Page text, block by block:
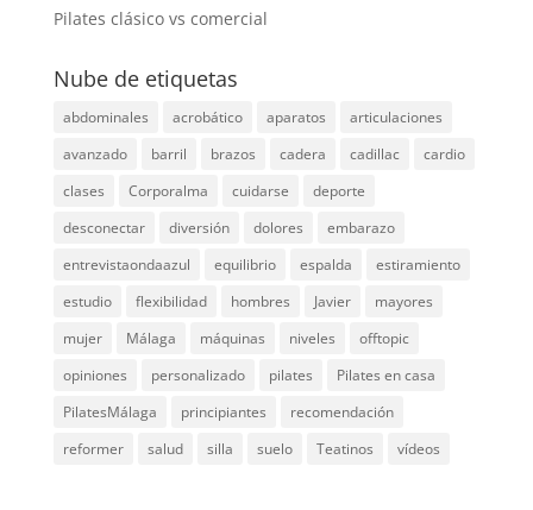
Pilates clásico vs comercial
Nube de etiquetas
abdominales acrobático aparatos
articulaciones
avanzado
barril brazos cadera cadillac
cardio
clases
Corporalma cuidarse
deporte
desconectar
diversión dolores
embarazo
entrevistaondaazul
equilibrio espalda
estiramiento
estudio
flexibilidad hombres Javier
mayores
mujer
Málaga máquinas niveles
offtopic
opiniones
personalizado pilates
Pilates en casa
PilatesMálaga
principiantes
recomendación
reformer
salud silla suelo Teatinos vídeos